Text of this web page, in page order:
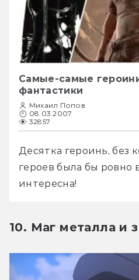
Самые-самые
фантастики
Михаил Попов
08.03.2007
32857
Десятка героинь, без
героев была бы ровно
интересна!
10. Маг металла и